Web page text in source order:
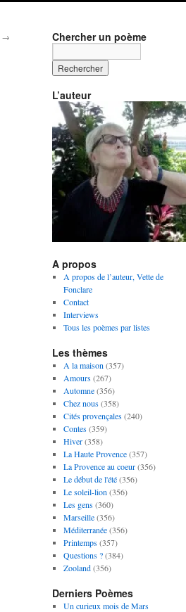
→ Chercher un poème
L’auteur
A propos
A propos de l’auteur, Vette de
Fonclare
Contact
Interviews
Tous les poèmes par listes
Les thèmes
A la maison (357)
Amours(267)
Automne(356)
Chez nous(358)
Cités provençales(240)
Contes(359)
Hiver(358)
La Haute Provence(357)
La Provence au coeur(356)
Le début de l'été(356)
Le soleil-lion (356)
Les gens(360)
Marseille(356)
Méditerranée(356)
Printemps(357)
Questions ?(384)
Zooland(356)
Derniers Poèmes
Un curieux mois de Mars